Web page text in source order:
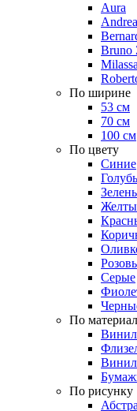
Aura
Bruno
Milassa
По ширине
53 см
70 см
100 см
По цвету
Синие
Серые
По
Винил
Винил
По рисунку